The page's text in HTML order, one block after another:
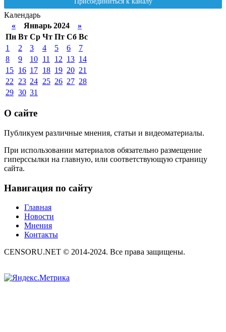
Календарь
« Январь 2024 »
Пн Вт Ср Чт Пт Сб Вс
1
2 3 4 5 6
7
8
9 10 11 12 13 14
15 16 17 18 19 20 21
22
23 24 25 26 27 28
29 30 31
О сайте
Публикуем различные мнения, статьи и видеоматериалы.
При использовании материалов обязательно размещение
гиперссылки на главную, или соответствующую страницу
сайта.
Навигация по сайту
Главная
Новости
Мнения
Контакты
CENSORU.NET © 2014-2024. Все права защищены.